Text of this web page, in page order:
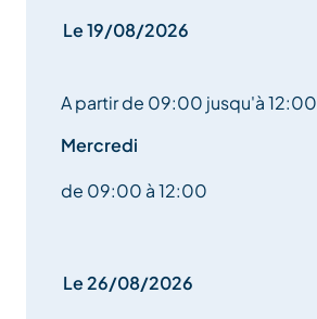
Le 19/08/2026
A partir de 09:00 jusqu'à 12:00
Mercredi
de 09:00 à 12:00
Le 26/08/2026